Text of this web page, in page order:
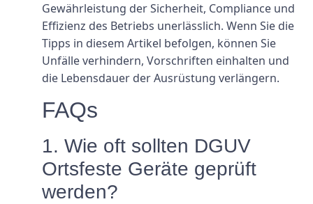
Gewährleistung der Sicherheit, Compliance und
Effizienz des Betriebs unerlässlich. Wenn Sie die
Tipps in diesem Artikel befolgen, können Sie
Unfälle verhindern, Vorschriften einhalten und
die Lebensdauer der Ausrüstung verlängern.
FAQs
1. Wie oft sollten DGUV
Ortsfeste Geräte geprüft
werden?